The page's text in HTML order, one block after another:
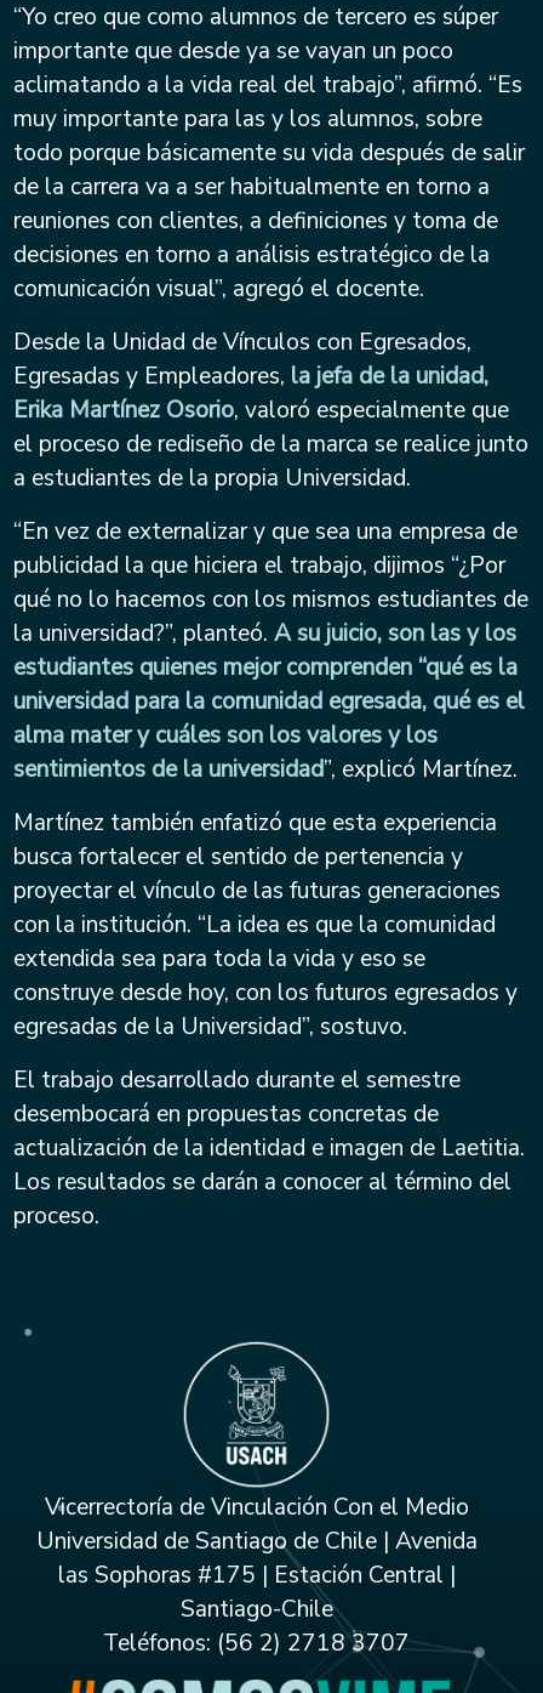
“Yo creo que como alumnos de tercero es súper
importante que desde ya se vayan un poco
aclimatando a la vida real del trabajo”, afirmó. “Es
muy importante para las y los alumnos, sobre
todo porque básicamente su vida después de salir
de la carrera va a ser habitualmente en torno a
reuniones con clientes, a definiciones y toma de
decisiones en torno a análisis estratégico de la
comunicación visual”, agregó el docente.
Desde la Unidad de Vínculos con Egresados,
Egresadas y Empleadores, la jefa de la unidad,
Erika Martínez Osorio, valoró especialmente que
el proceso de rediseño de la marca se realice junto
a estudiantes de la propia Universidad.
“En vez de externalizar y que sea una empresa de
publicidad la que hiciera el trabajo, dijimos “¿Por
qué no lo hacemos con los mismos estudiantes de
la universidad?”, planteó. A su juicio, son las y los
estudiantes quienes mejor comprenden “qué es la
universidad para la comunidad egresada, qué es el
alma mater y cuáles son los valores y los
sentimientos de la universidad”, explicó Martínez.
Martínez también enfatizó que esta experiencia
busca fortalecer el sentido de pertenencia y
proyectar el vínculo de las futuras generaciones
con la institución. “La idea es que la comunidad
extendida sea para toda la vida y eso se
construye desde hoy, con los futuros egresados y
egresadas de la Universidad”, sostuvo.
El trabajo desarrollado durante el semestre
desembocará en propuestas concretas de
actualización de la identidad e imagen de Laetitia.
Los resultados se darán a conocer al término del
proceso.
Vicerrectoría de Vinculación Con el Medio
Universidad de Santiago de Chile | Avenida
las Sophoras #175 | Estación Central |
Santiago-Chile
Teléfonos: (56 2) 2718 3707